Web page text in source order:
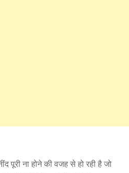
पूरी ना होने की वजह से हो रही है जो